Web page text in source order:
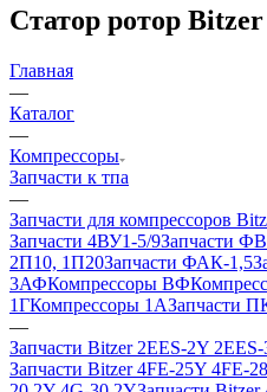
Статор ротор
Главная
—
Каталог
—
Компрессоры
Запчасти к тпа
—
Запчасти для компрессоров
Запчасти 4ВУ1-5/9Запчасти
2П10, 1П20Запчасти ФАК-1,5
3АФКомпрессоры ВФ
1ГКомпрессоры 1АЗапчасти
—
Запчасти Bitzer 2EES-2Y
Запчасти Bitzer 4FE-25Y 4FE-